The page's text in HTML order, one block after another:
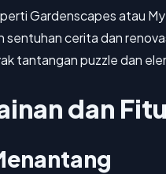
Gardenscapes atau
sentuhan cerita dan
tantangan puzzle dan
dan